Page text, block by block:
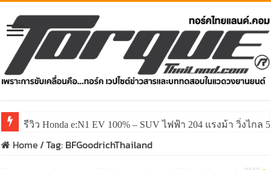
รีวิว Honda e:N1 EV 100% – SUV ไฟฟ้า 204 แรงม้า วิ่งไกล
Home/Tag: BFGoodrichThailand